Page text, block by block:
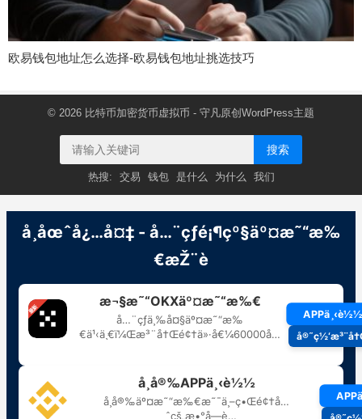
欧易钱包地址怎么选择-欧易钱包地址挑选技巧
© 2026 比特币加密货币虚拟币 - 守凡原创 WordPress主题
搜索
热搜: 交易 钱包 是什么 为什么 我们